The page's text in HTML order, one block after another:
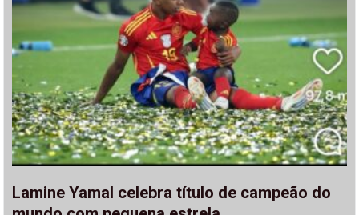
Lamine Yamal celebra título de campeão do